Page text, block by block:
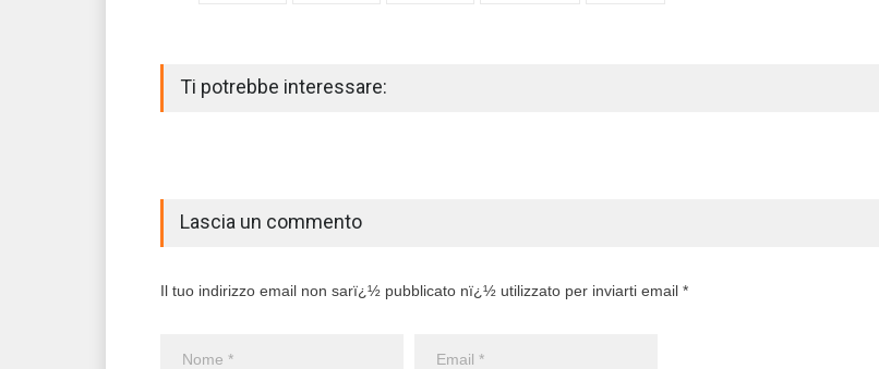
Ti potrebbe interessare:
Lascia un commento
Il tuo indirizzo email non sarï¿½ pubblicato nï¿½ utilizzato per inviarti email *